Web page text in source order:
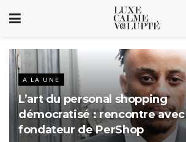
A LA UNE
L’art du personal shopping
démocratisé : rencontre
fondateur de PerShop